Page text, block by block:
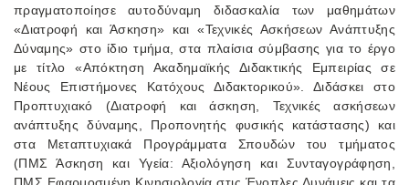
πραγματοποίησε αυτοδύναμη διδασκαλία των μαθημάτων
«Διατροφή και Άσκηση» και «Τεχνικές Ασκήσεων Ανάπτυξης
Δύναμης» στο ίδιο τμήμα, στα πλαίσια σύμβασης για το έργο
με τίτλο «Απόκτηση Ακαδημαϊκής Διδακτικής Εμπειρίας σε
Νέους Επιστήμονες Κατόχους Διδακτορικού». Διδάσκει στο
Προπτυχιακό (Διατροφή και άσκηση, Τεχνικές ασκήσεων
ανάπτυξης δύναμης, Προπονητής φυσικής κατάστασης) και
στα Μεταπτυχιακά Προγράμματα Σπουδών του τμήματος
(ΠΜΣ Άσκηση και Υγεία: Αξιολόγηση και Συνταγογράφηση,